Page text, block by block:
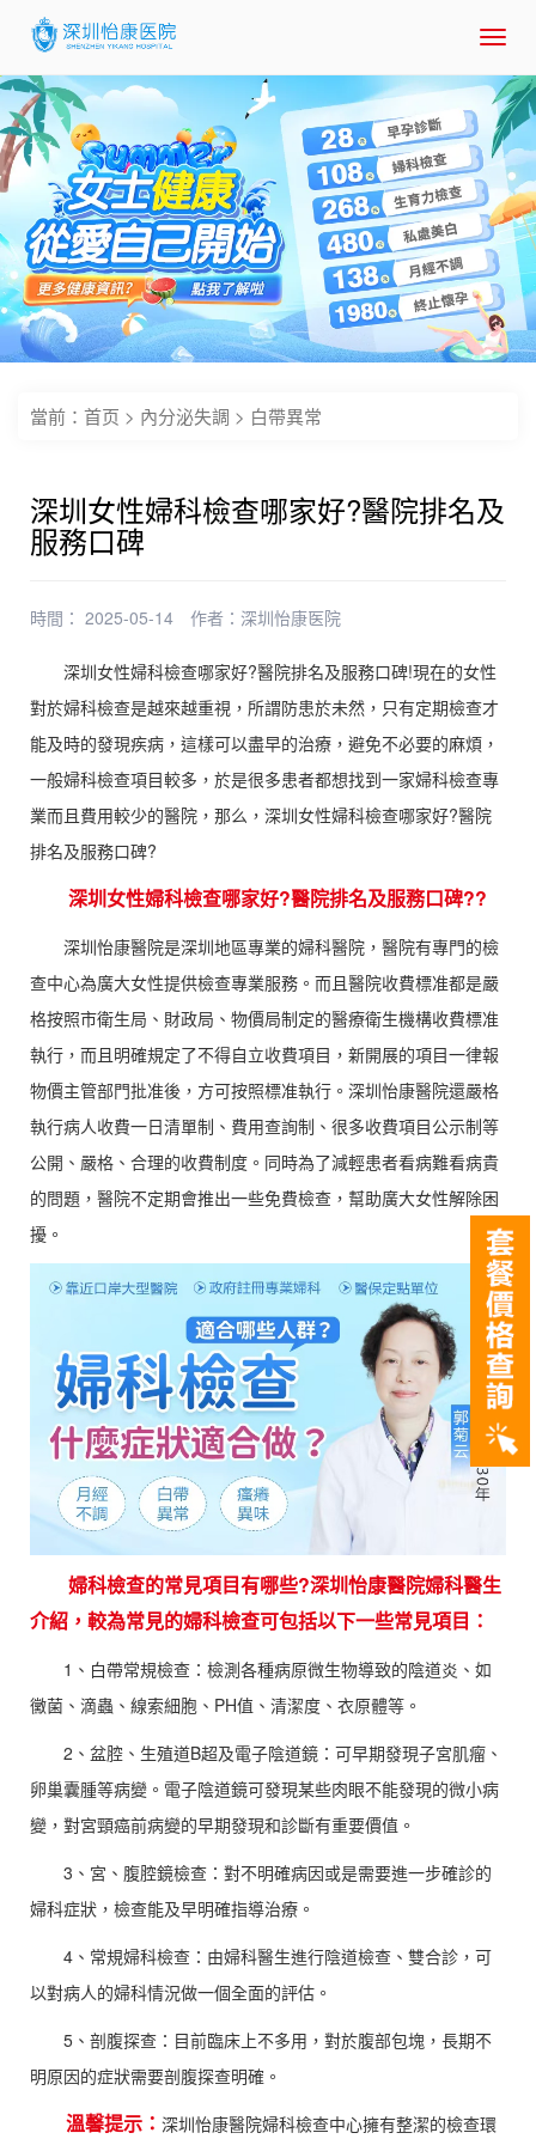
當前： 首页 > 內分泌失調 > 白帶異常
深圳女性婦科檢查哪家好?醫院排名及
服務口碑
時間： 2025-05-14 作者： 深圳怡康医院
深圳女性婦科檢查哪家好?醫院排名及服務口碑!現在的女性
對於婦科檢查是越來越重視，所謂防患於未然，只有定期檢查才
能及時的發現疾病，這樣可以盡早的治療，避免不必要的麻煩，
一般婦科檢查項目較多，於是很多患者都想找到一家婦科檢查專
業而且費用較少的醫院，那么，深圳女性婦科檢查哪家好?醫院
排名及服務口碑?
深圳女性婦科檢查哪家好?醫院排名及服務口碑??
深圳怡康醫院是深圳地區專業的婦科醫院，醫院有專門的檢
查中心為廣大女性提供檢查專業服務。而且醫院收費標准都是嚴
格按照市衛生局、財政局、物價局制定的醫療衛生機構收費標准
執行，而且明確規定了不得自立收費項目，新開展的項目一律報
物價主管部門批准後，方可按照標准執行。深圳怡康醫院還嚴格
執行病人收費一日清單制、費用查詢制、很多收費項目公示制等
公開、嚴格、合理的收費制度。同時為了減輕患者看病難看病貴
的問題，醫院不定期會推出一些免費檢查，幫助廣大女性解除困
擾。
婦科檢查的常見項目有哪些?深圳怡康醫院婦科醫生
介紹，較為常見的婦科檢查可包括以下一些常見項目：
1、白帶常規檢查：檢測各種病原微生物導致的陰道炎、如
黴菌、滴蟲、線索細胞、PH值、清潔度、衣原體等。
2、盆腔、生殖道B超及電子陰道鏡：可早期發現子宮肌瘤、
卵巢囊腫等病變。電子陰道鏡可發現某些肉眼不能發現的微小病
變，對宮頸癌前病變的早期發現和診斷有重要價值。
3、宮、腹腔鏡檢查：對不明確病因或是需要進一步確診的
婦科症狀，檢查能及早明確指導治療。
4、常規婦科檢查：由婦科醫生進行陰道檢查、雙合診，可
以對病人的婦科情況做一個全面的評估。
5、剖腹探查：目前臨床上不多用，對於腹部包塊，長期不
明原因的症狀需要剖腹探查明確。
溫馨提示： 深圳怡康醫院婦科檢查中心擁有整潔的檢查環